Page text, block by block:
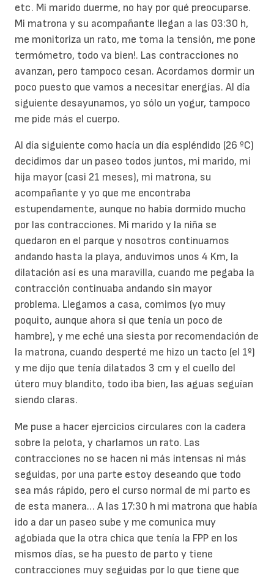
etc. Mi marido duerme, no hay por qué preocuparse.
Mi matrona y su acompañante llegan a las 03:30 h,
me monitoriza un rato, me toma la tensión, me pone
termómetro, todo va bien!. Las contracciones no
avanzan, pero tampoco cesan. Acordamos dormir un
poco puesto que vamos a necesitar energías. Al día
siguiente desayunamos, yo sólo un yogur, tampoco
me pide más el cuerpo.
Al día siguiente como hacía un día espléndido (26 ºC)
decidimos dar un paseo todos juntos, mi marido, mi
hija mayor (casi 21 meses), mi matrona, su
acompañante y yo que me encontraba
estupendamente, aunque no había dormido mucho
por las contracciones. Mi marido y la niña se
quedaron en el parque y nosotros continuamos
andando hasta la playa, anduvimos unos 4 Km, la
dilatación así es una maravilla, cuando me pegaba la
contracción continuaba andando sin mayor
problema. Llegamos a casa, comimos (yo muy
poquito, aunque ahora si que tenía un poco de
hambre), y me eché una siesta por recomendación de
la matrona, cuando desperté me hizo un tacto (el 1º)
y me dijo que tenía dilatados 3 cm y el cuello del
útero muy blandito, todo iba bien, las aguas seguían
siendo claras.
Me puse a hacer ejercicios circulares con la cadera
sobre la pelota, y charlamos un rato. Las
contracciones no se hacen ni más intensas ni más
seguidas, por una parte estoy deseando que todo
sea más rápido, pero el curso normal de mi parto es
de esta manera… A las 17:30 h mi matrona que había
ido a dar un paseo sube y me comunica muy
agobiada que la otra chica que tenía la FPP en los
mismos días, se ha puesto de parto y tiene
contracciones muy seguidas por lo que tiene que